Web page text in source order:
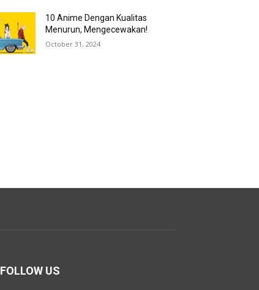
10 Anime Dengan Kualitas
Menurun, Mengecewakan!
October 31, 2024
FOLLOW US